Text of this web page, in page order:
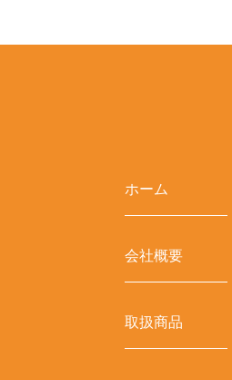
ホーム
会社概要
取扱商品